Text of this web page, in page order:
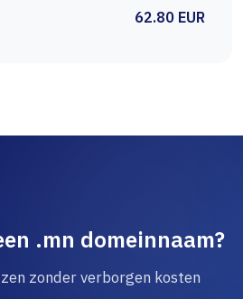
62.80 EUR
.mn domeinnaam?
zonder verborgen kosten